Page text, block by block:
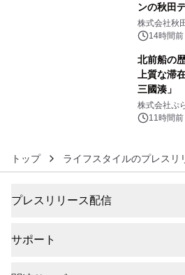
ンの秋田
秋田犬の
るパッケ
株式会社秋
14時間前
北前船の
上質な滞
三國湊」
株式会社ぷ
11時間前
トップ ライフスタイルのプレスリ
プレスリリース配信
サポート